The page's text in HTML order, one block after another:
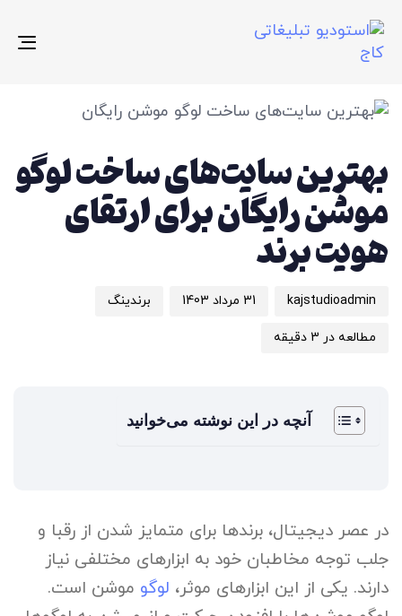
بهترین سایت‌های ساخت لوگو
موشن رایگان برای ارتقای
هویت برند
kajstudioadmin 31 مرداد 1403 برندینگ
مطالعه در 3 دقیقه
آنچه در این نوشته می‌خوانید
در عصر دیجیتال، برندها برای متمایز شدن از رقبا و
جلب توجه مخاطبان خود به ابزارهای مختلفی نیاز
دارند. یکی از این ابزارهای موثر، لوگو موشن است.